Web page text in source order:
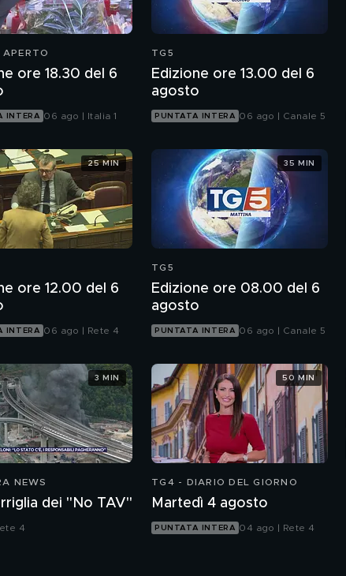
ore 18.30 del 6
INTERA 06 ago | Italia 1
TG5
Edizione ore 13.00 del 6
agosto
PUNTATA INTERA 06 ago | Canale 5
ore 12.00 del 6
INTERA 06 ago | Rete 4
25 MIN
TG5
Edizione ore 08.00 del 6
agosto
PUNTATA INTERA 06 ago | Canale 5
35 MIN
NEWS
dei "No TAV"
4
3 MIN
TG4 - DIARIO DEL GIORNO
Martedì 4 agosto
PUNTATA INTERA 04 ago | Rete 4
50 MIN